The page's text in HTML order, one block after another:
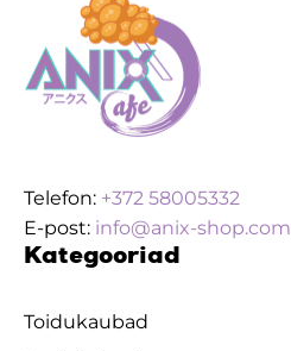
Telefon: +372 58005332
E-post: info@anix-shop.com
Kategooriad
Toidukaubad